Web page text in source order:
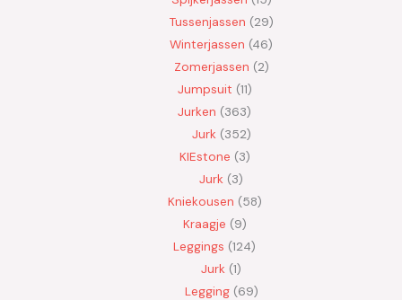
Tussenjassen 29
Winterjassen 46
Zomerjassen 2
Jumpsuit 11
Jurken 363
Jurk 352
KIEstone 3
Jurk 3
Kniekousen 58
Kraagje 9
Leggings 124
Jurk 1
Legging 69